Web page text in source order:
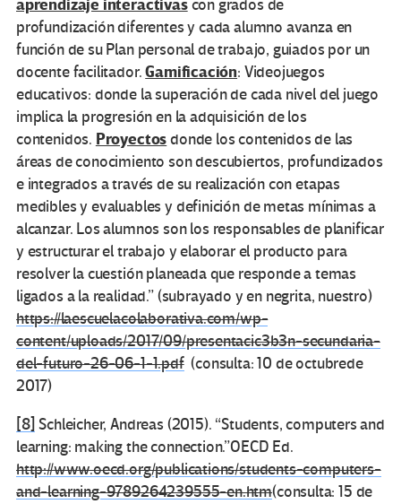
aprendizaje interactivascon grados de
profundización diferentes y cada alumno avanza en
función de su Plan personal de trabajo, guiados por un
docente facilitador.Gamificación: Videojuegos
educativos: donde la superación de cada nivel del juego
implica la progresión en la adquisición de los
contenidos. Proyectosdonde los contenidos de las
áreas de conocimiento son descubiertos, profundizados
e integrados a través de su realización con etapas
medibles y evaluables y definición de metas mínimas a
alcanzar. Los alumnos son los responsables de planificar
y estructurar el trabajo y elaborar el producto para
resolver la cuestión planeada que responde a temas
ligados a la realidad.” (subrayado y en negrita, nuestro)
https://laescuelacolaborativa.com/wp-
content/uploads/2017/09/presentacic3b3n-secundaria-
del-futuro-26-06-1-1.pdf(consulta: 10 de octubrede
2017)
[8] Schleicher, Andreas (2015). “Students, computers and
learning: making the connection.”OECD Ed.
http://www.oecd.org/publications/students-computers-
and-learning-9789264239555-en.htm(consulta: 15 de